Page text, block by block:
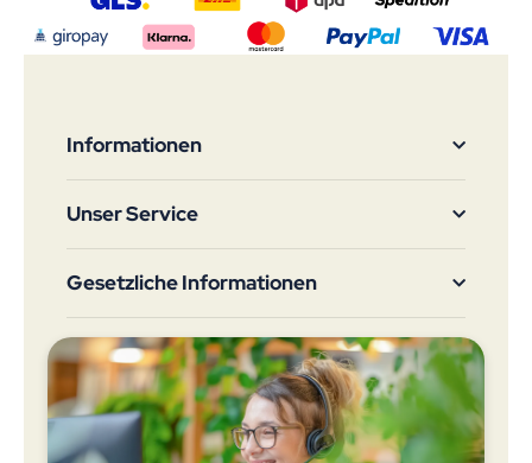
Informationen
Unser Service
Gesetzliche Informationen